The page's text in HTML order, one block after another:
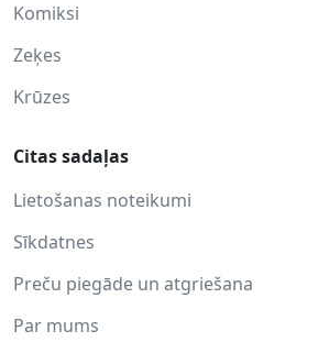
Komiksi
Zeķes
Krūzes
Citas sadaļas
Lietošanas noteikumi
Sīkdatnes
Preču piegāde un atgriešana
Par mums